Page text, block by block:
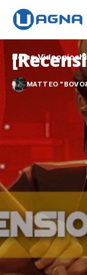
Home Videogiochi
MATTEO